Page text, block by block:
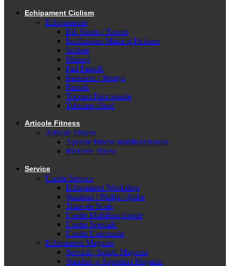
Echipament Ciclism
Echipamente
Bib Shorts / Boxeri
Încălzitoare Mâini și Picioare
Jachete
Mănuși
Pad Pantofi
Pantaloni / Jerseys
Pantofi
Tricouri Funcționale
Tubulare-Head
Articole Fitness
Articole Fitness
Aparate fitness multifunctionale
Biciclete fitness
Service
Unelte Service
Echipament Workshop
Șuruburi / Piulițe / Șaibe
Truse de Scule
Unelte Multifuncționale
Unelte Speciale
Unelte Universale
Echipament Magazin
Servicii / Soluții Magazin
Standuri și Suporturi Magazin